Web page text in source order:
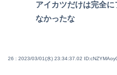
アイカツだけは完全
なかったな
26 : 2023/03/01(水) 23:34:37.02